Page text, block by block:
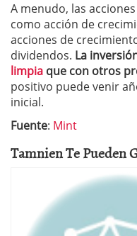
A menudo, las
como acción de
acciones de
dividendos. La
limpia que con otros
positivo puede venir
inicial.
Fuente: Mint
Tamnien Te Pueden